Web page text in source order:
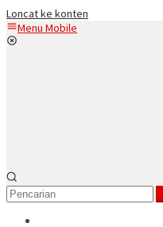
Loncat ke konten
Menu Mobile